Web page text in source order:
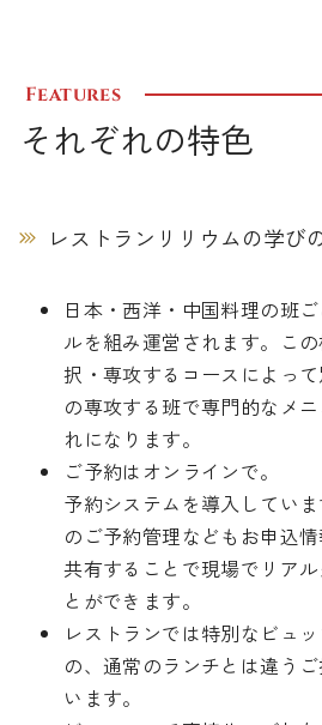
Features
それぞれの特色
レストランリリウムの学び
日本・西洋・中国料理の班
ルを組み運営されます。こ
択・専攻するコースによっ
の専攻する班で専門的なメ
れになります。
ご予約はオンラインで。
予約システムを導入してい
のご予約管理などもお申込
共有することで現場でリア
とができます。
レストランでは特別なビュ
の、通常のランチとは違う
います。